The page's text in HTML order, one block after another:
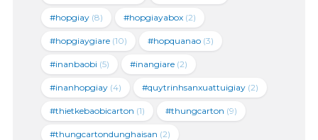
#hopgiay(8) #hopgiayabox(2)
#hopgiaygiare(10) #hopquanao(3)
#inanbaobi (5) #inangiare(2)
#inanhopgiay(4) #quytrinhsanxuattuigiay(2)
#thietkebaobicarton (1) #thungcarton (9)
#thungcartondunghaisan (2)